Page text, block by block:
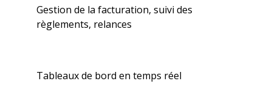
Gestion de la facturation, suivi des
règlements, relances
Tableaux de bord en temps réel